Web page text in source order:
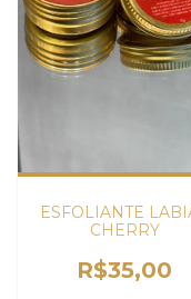
ESFOLIANTE
CHERRY
R$35,00